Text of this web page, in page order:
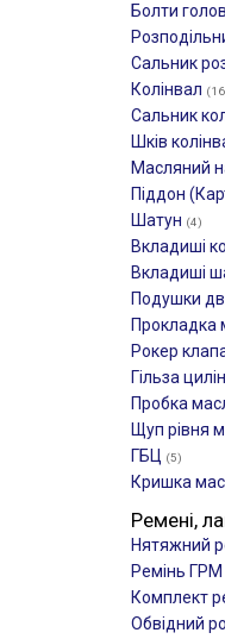
Болти
Сальник
Колінвал
Сальник
Шків
Масляний
Піддон
Шатун (4)
Вкладиші
Вкладиші
Подушки
Прокладка
Рокер
Гільза
Пробка
Щуп рівня
ГБЦ (5)
Кришка
Ремені,
Нятяжний
Ремінь ГРМ
Комплект
Обвідний